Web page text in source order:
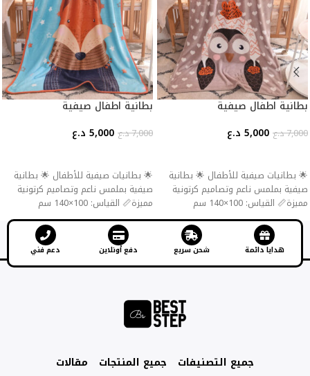
بطانية اطفال صيفية
7,000د.ع 5,000 د.ع
🌟 بطانيات صيفية للأطفال 🌟 بطانية
صيفية بملمس ناعم وتصاميم كرتونية
مميزة📏 القياس: 100×140 سم
بطانية اطفال صيفية
7,000د.ع 5,000 د.ع
🌟 بطانيات صيفية للأطفال 🌟 بطانية
صيفية بملمس ناعم وتصاميم كرتونية
مميزة📏 القياس: 100×140 سم
هدايا دائمة شحن سريع دفع أونلاين دعم فني
جميع التصنيفات جميع المنتجات مقالات